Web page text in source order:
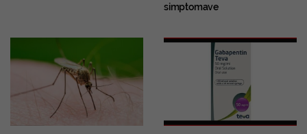
simptomave